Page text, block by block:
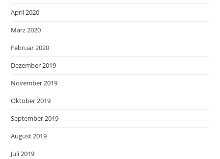
April 2020
März 2020
Februar 2020
Dezember 2019
November 2019
Oktober 2019
September 2019
August 2019
Juli 2019